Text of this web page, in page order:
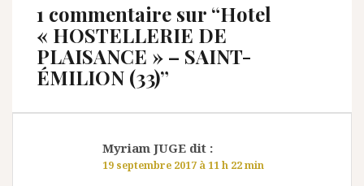
1 commentaire sur “Hotel
« HOSTELLERIE DE
PLAISANCE » – SAINT-
ÉMILION (33)”
Myriam JUGE dit :
19 septembre 2017 à 11 h 22 min